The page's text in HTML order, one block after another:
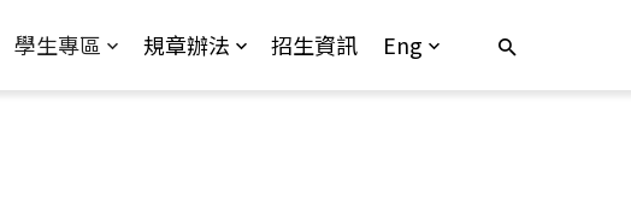
學生專區 規章辦法 招生資訊 Eng